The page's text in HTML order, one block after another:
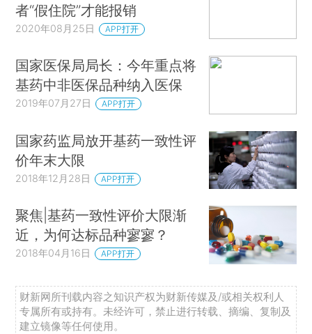
者“假住院”才能报销
2020年08月25日 APP打开
国家医保局局长：今年重点将
基药中非医保品种纳入医保
2019年07月27日 APP打开
国家药监局放开基药一致性评
价年末大限
2018年12月28日 APP打开
聚焦|基药一致性评价大限渐
近，为何达标品种寥寥？
2018年04月16日 APP打开
财新网所刊载内容之知识产权为财新传媒及/或相关权利人
专属所有或持有。未经许可，禁止进行转载、摘编、复制及
建立镜像等任何使用。